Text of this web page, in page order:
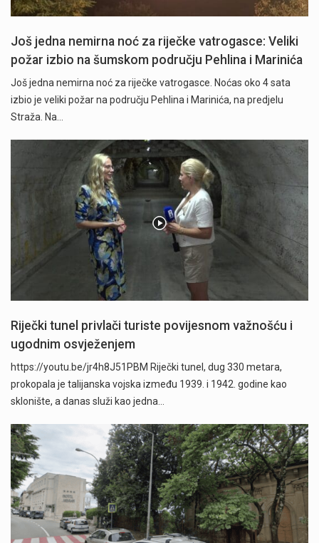
Još jedna nemirna noć za riječke vatrogasce: Veliki
požar izbio na šumskom području Pehlina i Marinića
Još jedna nemirna noć za riječke vatrogasce. Noćas oko 4 sata
izbio je veliki požar na području Pehlina i Marinića, na predjelu
Straža. Na…
Riječki tunel privlači turiste povijesnom važnošću i
ugodnim osvježenjem
https://youtu.be/jr4h8J51PBM Riječki tunel, dug 330 metara,
prokopala je talijanska vojska između 1939. i 1942. godine kao
sklonište, a danas služi kao jedna…